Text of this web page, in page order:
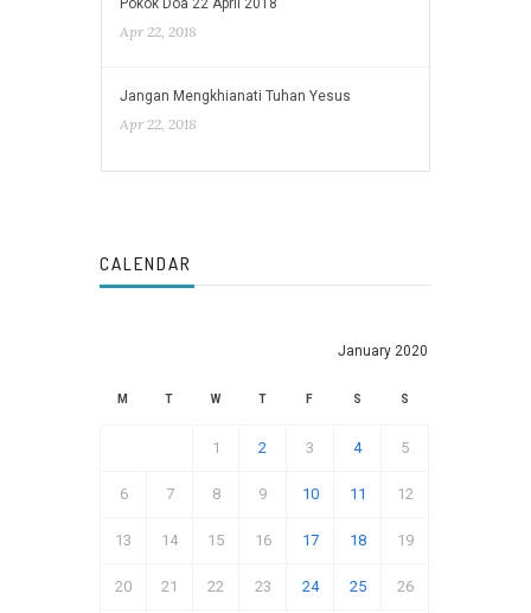
Pokok Doa 22 April 2018
Apr 22, 2018
Jangan Mengkhianati Tuhan Yesus
Apr 22, 2018
CALENDAR
January 2020
M T W T F S S
1 2 3 4 5
6 7 8 9 10 11 12
13 14 15 16 17 18 19
20 21 22 23 24 25 26